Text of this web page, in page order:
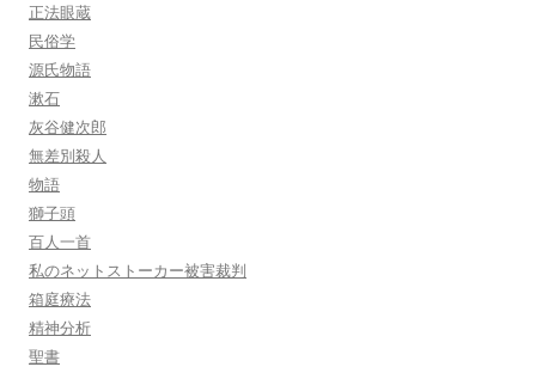
正法眼蔵
民俗学
源氏物語
漱石
灰谷健次郎
無差別殺人
物語
獅子頭
百人一首
私のネットストーカー被害裁判
箱庭療法
精神分析
聖書